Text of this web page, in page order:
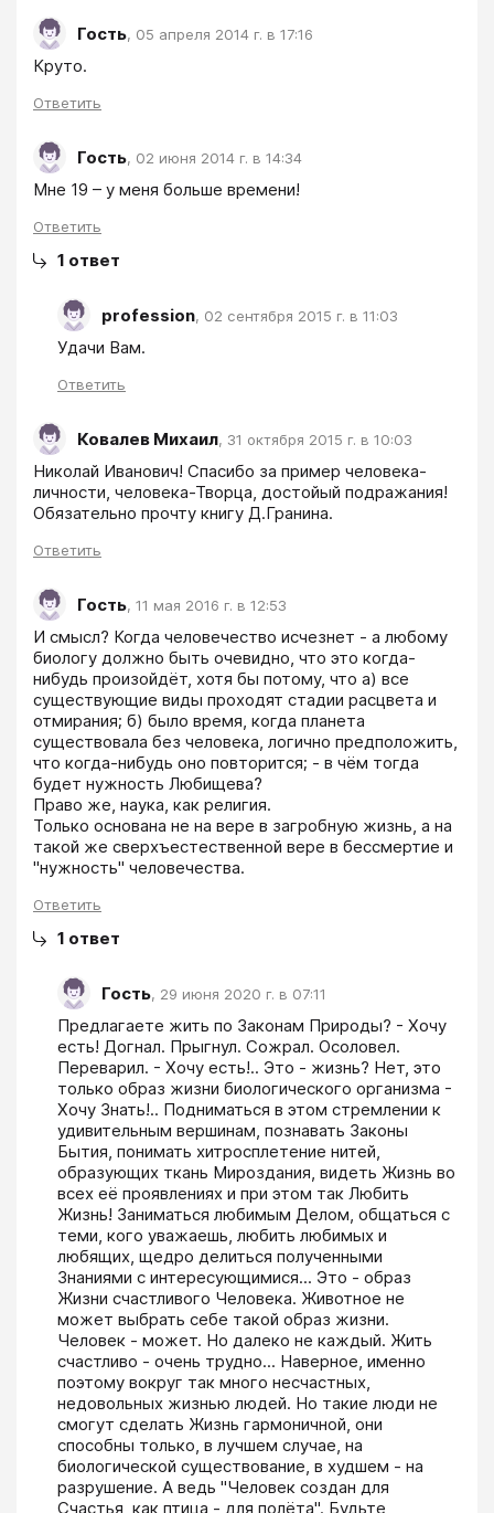
Гость, 05 апреля 2014 г. в 17:16
Ответить
Гость, 02 июня 2014 г. в 14:34
Мне 19 – у меня больше времени!
Ответить
1 ответ
profession, 02 сентября 2015 г. в 11:03
Удачи Вам.
Ответить
Ковалев Михаил, 31 октября 2015 г. в 10:03
Николай Иванович! Спасибо за пример человека-
личности, человека-Творца, достойый подражания!
Обязательно прочту книгу Д.Гранина.
Ответить
Гость, 11 мая 2016 г. в 12:53
И смысл? Когда человечество исчезнет - а любому
биологу должно быть очевидно, что это когда-
нибудь произойдёт, хотя бы потому, что а) все
существующие виды проходят стадии расцвета и
отмирания; б) было время, когда планета
существовала без человека, логично предположить,
что когда-нибудь оно повторится; - в чём тогда
будет нужность Любищева?
Право же, наука, как религия.
Только основана не на вере в загробную жизнь, а на
такой же сверхъестественной вере в бессмертие и
"нужность" человечества.
Ответить
1 ответ
Гость, 29 июня 2020 г. в 07:11
Предлагаете жить по Законам Природы? - Хочу
есть! Догнал. Прыгнул. Сожрал. Осоловел.
Переварил. - Хочу есть!.. Это - жизнь? Нет, это
только образ жизни биологического организма -
Хочу Знать!.. Подниматься в этом стремлении к
удивительным вершинам, познавать Законы
Бытия, понимать хитросплетение нитей,
образующих ткань Мироздания, видеть Жизнь во
всех её проявлениях и при этом так Любить
Жизнь! Заниматься любимым Делом, общаться с
теми, кого уважаешь, любить любимых и
любящих, щедро делиться полученными
Знаниями с интересующимися... Это - образ
Жизни счастливого Человека. Животное не
может выбрать себе такой образ жизни.
Человек - может. Но далеко не каждый. Жить
счастливо - очень трудно... Наверное, именно
поэтому вокруг так много несчастных,
недовольных жизнью людей. Но такие люди не
смогут сделать Жизнь гармоничной, они
способны только, в лучшем случае, на
биологической существование, в худшем - на
разрушение. А ведь "Человек создан для
Счастья, как птица - для полёта". Будьте